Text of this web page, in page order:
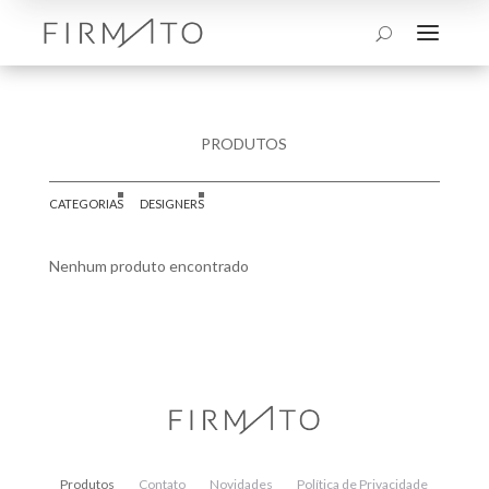
U a
PRODUTOS
CATEGORIAS DESIGNERS
Nenhum produto encontrado
Produtos Contato Novidades
Política de Privacidade